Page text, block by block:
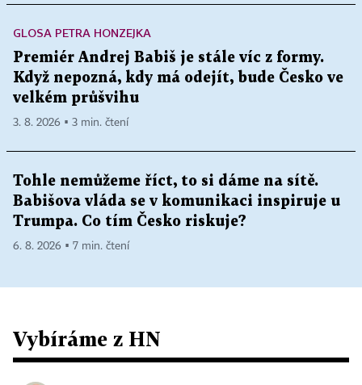
GLOSA PETRA HONZEJKA
Premiér Andrej Babiš je stále víc z formy.
Když nepozná, kdy má odejít, bude Česko ve
velkém průšvihu
3. 8. 2026 ▪ 3 min. čtení
Tohle nemůžeme říct, to si dáme na sítě.
Babišova vláda se v komunikaci inspiruje u
Trumpa. Co tím Česko riskuje?
6. 8. 2026 ▪ 7 min. čtení
Vybíráme z HN